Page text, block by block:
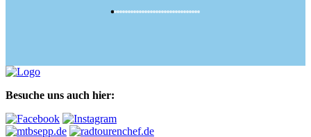
Besuche uns auch hier: